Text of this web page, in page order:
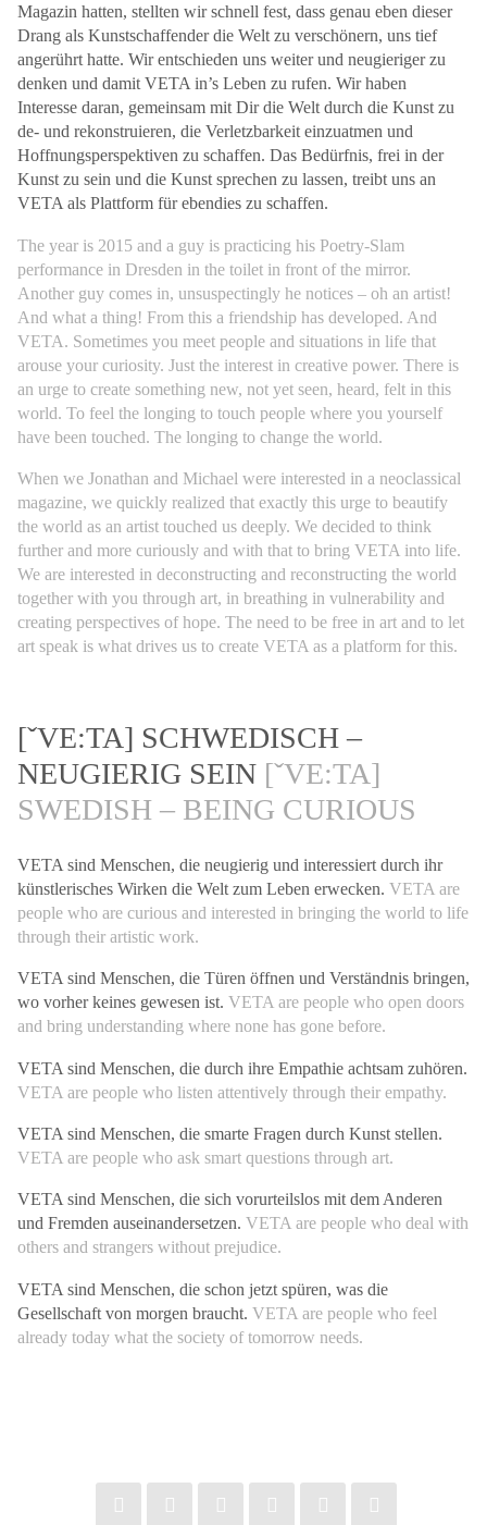
Magazin hatten, stellten wir schnell fest, dass genau eben dieser
Drang als Kunstschaffender die Welt zu verschönern, uns tief
angerührt hatte. Wir entschieden uns weiter und neugieriger zu
denken und damit VETA in’s Leben zu rufen. Wir haben
Interesse daran, gemeinsam mit Dir die Welt durch die Kunst zu
de- und rekonstruieren, die Verletzbarkeit einzuatmen und
Hoffnungsperspektiven zu schaffen. Das Bedürfnis, frei in der
Kunst zu sein und die Kunst sprechen zu lassen, treibt uns an
VETA als Plattform für ebendies zu schaffen.
The year is 2015 and a guy is practicing his Poetry-Slam
performance in Dresden in the toilet in front of the mirror.
Another guy comes in, unsuspectingly he notices – oh an artist!
And what a thing! From this a friendship has developed. And
VETA. Sometimes you meet people and situations in life that
arouse your curiosity. Just the interest in creative power. There is
an urge to create something new, not yet seen, heard, felt in this
world. To feel the longing to touch people where you yourself
have been touched. The longing to change the world.
When we Jonathan and Michael were interested in a neoclassical
magazine, we quickly realized that exactly this urge to beautify
the world as an artist touched us deeply. We decided to think
further and more curiously and with that to bring VETA into life.
We are interested in deconstructing and reconstructing the world
together with you through art, in breathing in vulnerability and
creating perspectives of hope. The need to be free in art and to let
art speak is what drives us to create VETA as a platform for this.
[ˇVE:TA] SCHWEDISCH –
NEUGIERIG SEIN [ˇVE:TA]
SWEDISH – BEING CURIOUS
VETA sind Menschen, die neugierig und interessiert durch ihr
künstlerisches Wirken die Welt zum Leben erwecken. VETA are
people who are curious and interested in bringing the world to life
through their artistic work.
VETA sind Menschen, die Türen öffnen und Verständnis bringen,
wo vorher keines gewesen ist. VETA are people who open doors
and bring understanding where none has gone before.
VETA sind Menschen, die durch ihre Empathie achtsam zuhören.
VETA are people who listen attentively through their empathy.
VETA sind Menschen, die smarte Fragen durch Kunst stellen.
VETA are people who ask smart questions through art.
VETA sind Menschen, die sich vorurteilslos mit dem Anderen
und Fremden auseinandersetzen. VETA are people who deal with
others and strangers without prejudice.
VETA sind Menschen, die schon jetzt spüren, was die
Gesellschaft von morgen braucht. VETA are people who feel
already today what the society of tomorrow needs.